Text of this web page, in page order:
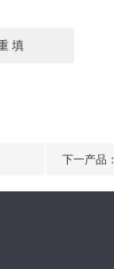
下一产品：